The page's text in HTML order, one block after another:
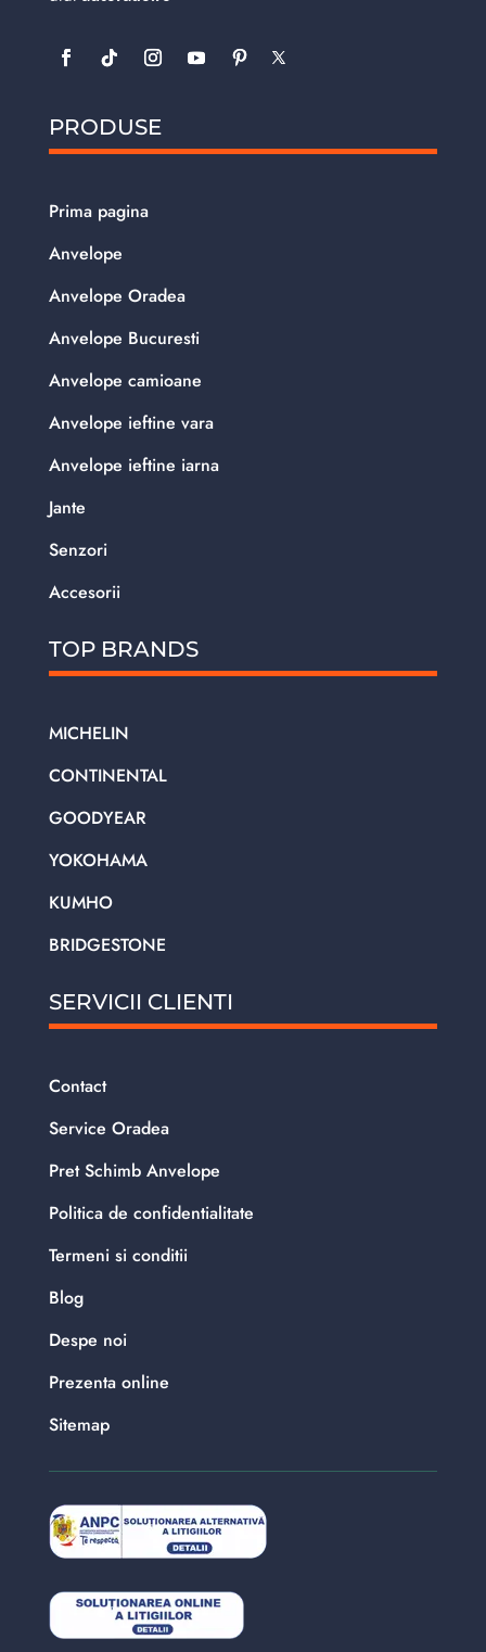
PRODUSE
Prima pagina
Anvelope
Anvelope Oradea
Anvelope Bucuresti
Anvelope camioane
Anvelope ieftine vara
Anvelope ieftine iarna
Jante
Senzori
Accesorii
TOP BRANDS
MICHELIN
CONTINENTAL
GOODYEAR
YOKOHAMA
KUMHO
BRIDGESTONE
SERVICII CLIENTI
Contact
Service Oradea
Pret Schimb Anvelope
Politica de confidentialitate
Termeni si conditii
Blog
Despe noi
Prezenta online
Sitemap